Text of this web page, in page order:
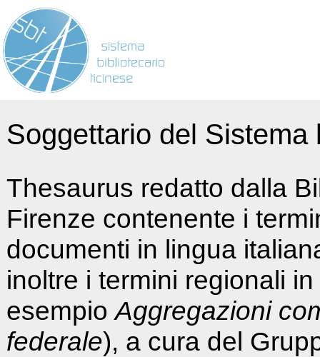
Soggettario del
Thesaurus redatto dalla
Firenze contenente i
documenti in lingua
inoltre i termini regionali
esempioAggregazioni
federale), a cura del